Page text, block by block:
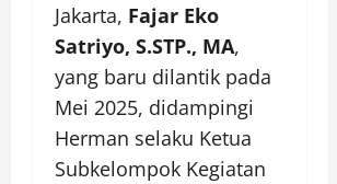
Jakarta, Fajar Eko
Satriyo, S.STP., MA,
yang baru dilantik pada
Mei 2025, didampingi
Herman selaku Ketua
Subkelompok Kegiatan